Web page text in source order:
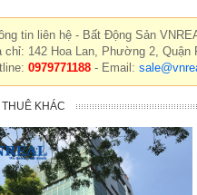
tin liên hệ - Bất Động Sản
chỉ: 142 Hoa Lan, Phường 2, Quận
0979771188 - Email:
KHÁC